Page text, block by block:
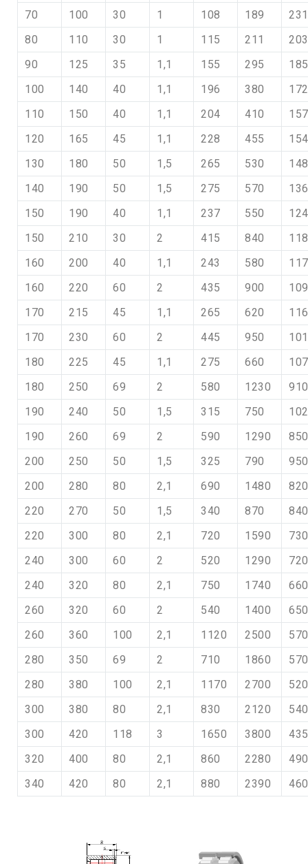
70 100 30 1 108 189
80
110 30 1 115 211
90
125 35 1,1 155 295
100
140 40 1,1 196 380
110
150 40 1,1 204 410
120
165 45 1,1 228 455
130
180 50 1,5 265 530
140
190 50 1,5 275 570
150
190 40 1,1 237 550
150
210 30 2 415 840
160
200 40 1,1 243 580
160
220 60 2 435 900
170
215 45 1,1 265 620
170
230 60 2 445 950
180
225 45 1,1 275 660
180
250 69 2 580 1230
910
190
240 50 1,5 315 750
190
260 69 2 590 1290
200
250 50 1,5 325 790
950
200
280 80 2,1 690 1480
820
220
270 50 1,5 340 870
840
220
300 80 2,1 720 1590
730
240
300 60 2 520 1290
720
240
320 80 2,1 750 1740
660
260
320 60 2 540 1400
650
260
360 100 2,1 1120 2500
570
280
350 69 2 710 1860
570
280
380 100 2,1 1170 2700
520
300
380 80 2,1 830 2120
540
300
420 118 3 1650 3800
435
320
400 80 2,1 860 2280
490
340
420 80 2,1 880 2390 460